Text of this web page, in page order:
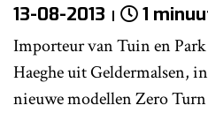
13-08-2013 1
Importeur van Tuin en
Haeghe uit Geldermalsen,
nieuwe modellen Zero